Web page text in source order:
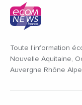
Toute l'information
Nouvelle Aquitaine,
Auvergne Rhône